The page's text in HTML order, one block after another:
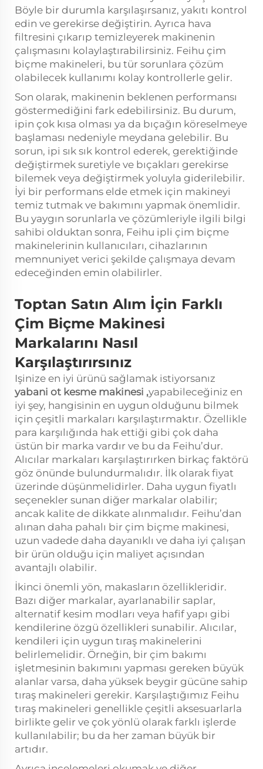
Böyle bir durumla karşılaşırsanız, yakıtı kontrol
edin ve gerekirse değiştirin. Ayrıca hava
filtresini çıkarıp temizleyerek makinenin
çalışmasını kolaylaştırabilirsiniz. Feihu çim
biçme makineleri, bu tür sorunlara çözüm
olabilecek kullanımı kolay kontrollerle gelir.
Son olarak, makinenin beklenen performansı
göstermediğini fark edebilirsiniz. Bu durum,
ipin çok kısa olması ya da bıçağın köreselmeye
başlaması nedeniyle meydana gelebilir. Bu
sorun, ipi sık sık kontrol ederek, gerektiğinde
değiştirmek suretiyle ve bıçakları gerekirse
bilemek veya değiştirmek yoluyla giderilebilir.
İyi bir performans elde etmek için makineyi
temiz tutmak ve bakımını yapmak önemlidir.
Bu yaygın sorunlarla ve çözümleriyle ilgili bilgi
sahibi olduktan sonra, Feihu ipli çim biçme
makinelerinin kullanıcıları, cihazlarının
memnuniyet verici şekilde çalışmaya devam
edeceğinden emin olabilirler.
Toptan Satın Alım İçin Farklı
Çim Biçme Makinesi
Markalarını Nasıl
Karşılaştırırsınız
Işinize en iyi ürünü sağlamak istiyorsanız
yabani ot kesme makinesi ,yapabileceğiniz en
iyi şey, hangisinin en uygun olduğunu bilmek
için çeşitli markaları karşılaştırmaktır. Özellikle
para karşılığında hak ettiği gibi çok daha
üstün bir marka vardır ve bu da Feihu’dur.
Alıcılar markaları karşılaştırırken birkaç faktörü
göz önünde bulundurmalıdır. İlk olarak fiyat
üzerinde düşünmelidirler. Daha uygun fiyatlı
seçenekler sunan diğer markalar olabilir;
ancak kalite de dikkate alınmalıdır. Feihu’dan
alınan daha pahalı bir çim biçme makinesi,
uzun vadede daha dayanıklı ve daha iyi çalışan
bir ürün olduğu için maliyet açısından
avantajlı olabilir.
İkinci önemli yön, makasların özellikleridir.
Bazı diğer markalar, ayarlanabilir saplar,
alternatif kesim modları veya hafif yapı gibi
kendilerine özgü özellikleri sunabilir. Alıcılar,
kendileri için uygun tıraş makinelerini
belirlemelidir. Örneğin, bir çim bakımı
işletmesinin bakımını yapması gereken büyük
alanlar varsa, daha yüksek beygir gücüne sahip
tıraş makineleri gerekir. Karşılaştığımız Feihu
tıraş makineleri genellikle çeşitli aksesuarlarla
birlikte gelir ve çok yönlü olarak farklı işlerde
kullanılabilir; bu da her zaman büyük bir
artıdır.